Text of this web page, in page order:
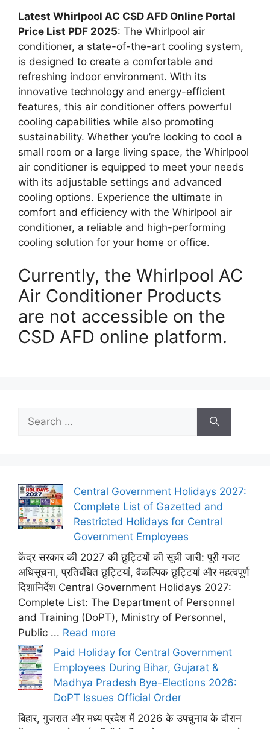
Latest Whirlpool AC CSD AFD Online Portal
Price List PDF 2025: The Whirlpool air
conditioner, a state-of-the-art cooling system,
is designed to create a comfortable and
refreshing indoor environment. With its
innovative technology and energy-efficient
features, this air conditioner offers powerful
cooling capabilities while also promoting
sustainability. Whether you’re looking to cool a
small room or a large living space, the Whirlpool
air conditioner is equipped to meet your needs
with its adjustable settings and advanced
cooling options. Experience the ultimate in
comfort and efficiency with the Whirlpool air
conditioner, a reliable and high-performing
cooling solution for your home or office.
Currently, the Whirlpool AC
Air Conditioner Products
are not accessible on the
CSD AFD online platform.
Search
for:
Central Government Holidays 2027:
Complete List of Gazetted and
Restricted Holidays for Central
Government Employees
केंद्र सरकार की 2027 की छुट्टियों की सूची जारी: पूरी गजट
अधिसूचना, प्रतिबंधित छुट्टियां, वैकल्पिक छुट्टियां और महत्वपूर्ण
दिशानिर्देश Central Government Holidays 2027:
Complete List: The Department of Personnel
and Training (DoPT), Ministry of Personnel,
Public ... Read more
Paid Holiday for Central Government
Employees During Bihar, Gujarat &
Madhya Pradesh Bye-Elections 2026:
DoPT Issues Official Order
बिहार, गुजरात और मध्य प्रदेश में 2026 के उपचुनाव के दौरान